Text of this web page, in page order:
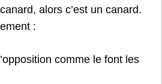
alors c’est un canard.
:
comme le font les